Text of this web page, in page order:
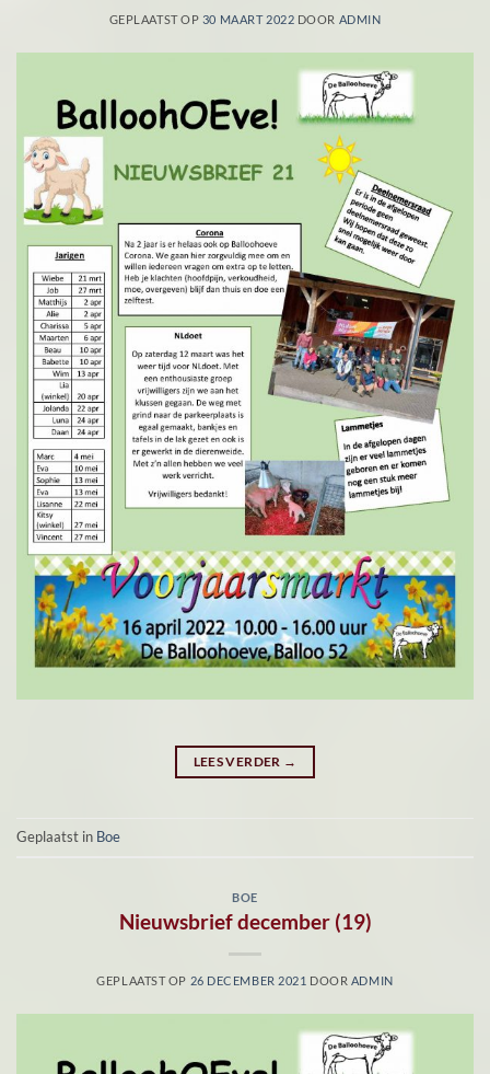
GEPLAATST OP 30 MAART 2022 DOOR ADMIN
LEES VERDER →
Geplaatst in Boe
BOE
Nieuwsbrief december (19)
GEPLAATST OP 26 DECEMBER 2021 DOOR ADMIN